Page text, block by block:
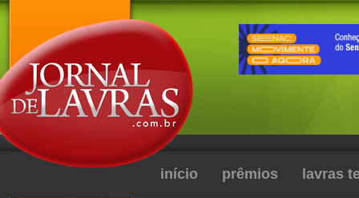
início prêmios lavras